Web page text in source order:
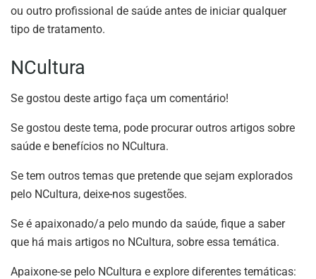
ou outro profissional de saúde antes de iniciar qualquer
tipo de tratamento.
NCultura
Se gostou deste artigo faça um comentário!
Se gostou deste tema, pode procurar outros artigos sobre
saúde e benefícios no NCultura.
Se tem outros temas que pretende que sejam explorados
pelo NCultura, deixe-nos sugestões.
Se é apaixonado/a pelo mundo da saúde, fique a saber
que há mais artigos no NCultura, sobre essa temática.
Apaixone-se pelo NCultura e explore diferentes temáticas: